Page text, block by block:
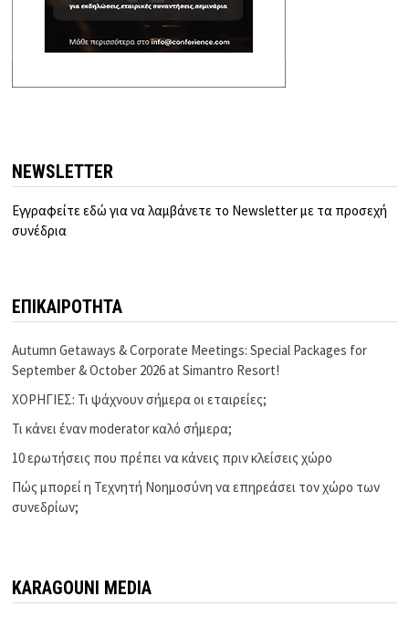
NEWSLETTER
Εγγραφείτε εδώ για να λαμβάνετε το Newsletter με τα προσεχή
συνέδρια
ΕΠΙΚΑΙΡΟΤΗΤΑ
Autumn Getaways & Corporate Meetings: Special Packages for
September & October 2026 at Simantro Resort!
ΧΟΡΗΓΙΕΣ: Τι ψάχνουν σήμερα οι εταιρείες;
Τι κάνει έναν moderator καλό σήμερα;
10 ερωτήσεις που πρέπει να κάνεις πριν κλείσεις χώρο
Πώς μπορεί η Τεχνητή Νοημοσύνη να επηρεάσει τον χώρο των
συνεδρίων;
KARAGOUNI MEDIA